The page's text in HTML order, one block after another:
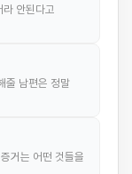
안된다고
줄 남편은 정말
거는 어떤 것들을